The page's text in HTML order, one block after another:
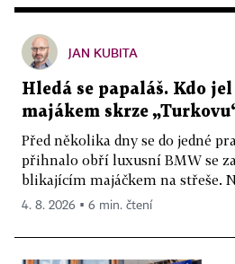
JAN KUBITA
Hledá se papaláš. Kdo
majákem skrze
Před několika dny se do jedné
přihnalo obří luxusní BMW se
blikajícím majáčkem na střeše.
4. 8. 2026 ▪ 6 min. čtení